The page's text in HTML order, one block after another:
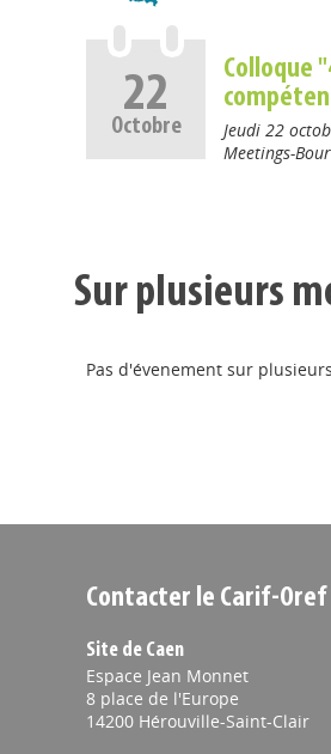
22
Octobre
Colloque
Jeudi 22
Meetings-
Sur plusieurs
Pas d'évenement sur
Contacter le Carif-
Site de Caen
Espace Jean Monnet
8 place de l'Europe
14200 Hérouville-Saint-Clair